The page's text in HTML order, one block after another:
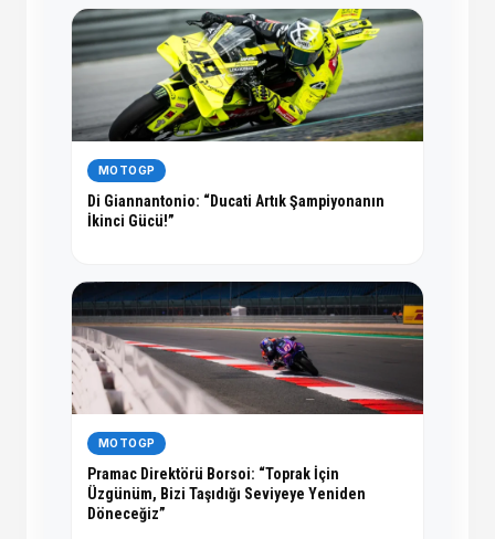
MOTOGP
Di Giannantonio: “Ducati Artık Şampiyonanın
İkinci Gücü!”
MOTOGP
Pramac Direktörü Borsoi: “Toprak İçin
Üzgünüm, Bizi Taşıdığı Seviyeye Yeniden
Döneceğiz”